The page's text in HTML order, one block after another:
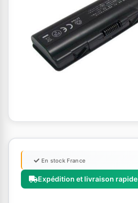
Expédition et livraison rapide
En stock France